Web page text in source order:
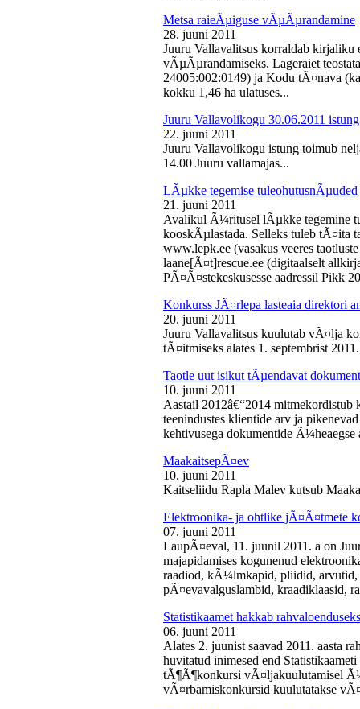
Metsa raieÃµiguse vÃµÃµrandamine
28. juuni 2011
Juuru Vallavalitsus korraldab kirjaliku
vÃµÃµrandamiseks. Lageraiet
24005:002:0149) ja Kodu tÃ¤nava
kokku 1,46 ha ulatuses...
Juuru Vallavolikogu 30.06.2011 istung
22. juuni 2011
Juuru Vallavolikogu istung toimub
14.00 Juuru vallamajas...
LÃµkke tegemise tuleohutusnÃµuded
21. juuni 2011
Avalikul Ã¼ritusel lÃµkke tegemine
kooskÃµlastada. Selleks tuleb tÃ¤ita
www.lepk.ee (vasakus veeres
laane[Ã¤t]rescue.ee (digitaalselt
PÃ¤Ã¤stekeskusesse aadressil Pikk
Konkurss JÃ¤rlepa lasteaia direktori
20. juuni 2011
Juuru Vallavalitsus kuulutab vÃ¤lja
tÃ¤itmiseks alates 1. septembrist
Taotle uut isikut tÃµendavat
10. juuni 2011
Aastail 2012â€“2014
teenindustes klientide arv ja
kehtivusega dokumentide Ã¼heaegse
MaakaitsepÃ¤ev
10. juuni 2011
Kaitseliidu Rapla Malev kutsub
Elektroonika- ja ohtlike jÃ¤Ã¤tmete
07. juuni 2011
LaupÃ¤eval, 11. juunil 2011. a on
majapidamises kogunenud
raadiod, kÃ¼lmkapid, pliidid,
pÃ¤evavalguslambid, kraadiklaasid,
Statistikaamet hakkab
06. juuni 2011
Alates 2. juunist saavad 2011. aasta
huvitatud inimesed end
tÃ¶Ã¶konkursi vÃ¤ljakuulutamisel
vÃ¤rbamiskonkursid kuulutatakse